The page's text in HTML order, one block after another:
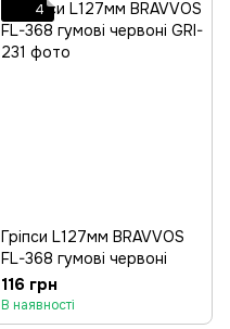
4
Гріпси L127мм BRAVVOS
FL-368 гумові червоні
116 грн
В наявності